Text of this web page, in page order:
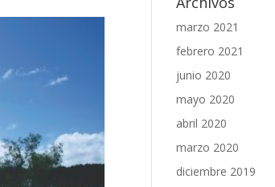
marzo 2021
febrero 2021
junio 2020
mayo 2020
abril 2020
marzo 2020
diciembre 2019